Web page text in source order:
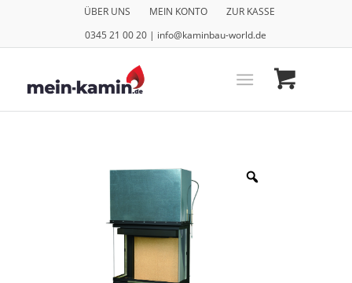
ÜBER UNS MEIN KONTO
ZUR KASSE
0345 21 00 20 | info@kaminbau-world.de